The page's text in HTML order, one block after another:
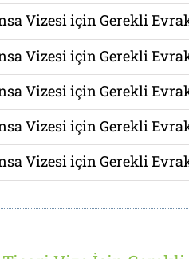
Vizesi için Gerekli
Vizesi için Gerekli
Vizesi için Gerekli
Vizesi için Gerekli
Vizesi için Gerekli